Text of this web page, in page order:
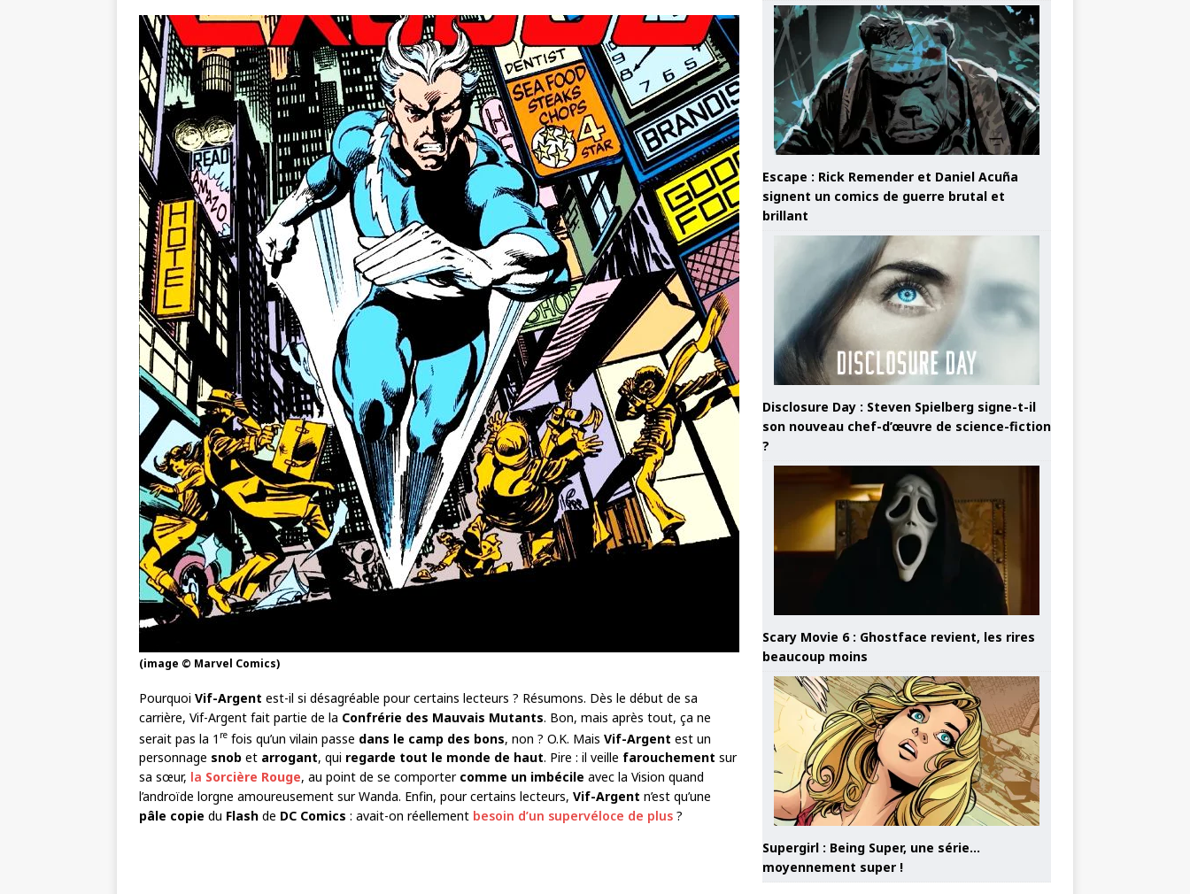
(image © Marvel Comics)
Pourquoi Vif-Argent est-il si désagréable pour certains lecteurs ? Résumons. Dès le début de sa
carrière, Vif-Argent fait partie de la Confrérie des Mauvais Mutants. Bon, mais après tout, ça ne
serait pas la 1 re fois qu’un vilain passe dans le camp des bons, non ? O.K. Mais Vif-Argent est un
personnage snob et arrogant, qui regarde tout le monde de haut. Pire : il veille farouchement sur
sa sœur, la Sorcière Rouge, au point de se comporter comme un imbécile avec la Vision quand
l’androïde lorgne amoureusement sur Wanda. Enfin, pour certains lecteurs, Vif-Argent n’est qu’une
pâle copie du Flash de DC Comics : avait-on réellement besoin d’un supervéloce de plus ?
Escape : Rick Remender et Daniel Acuña
signent un comics de guerre brutal et
brillant
Disclosure Day : Steven Spielberg signe-t-il
son nouveau chef-d’œuvre de science-fiction
?
Scary Movie 6 : Ghostface revient, les rires
beaucoup moins
Supergirl : Being Super, une série…
moyennement super !